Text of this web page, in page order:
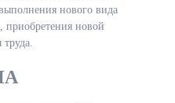
нового вида
приобретения новой